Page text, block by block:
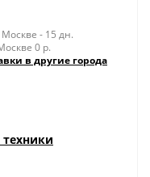
- 15 дн.
0 р.
в другие города